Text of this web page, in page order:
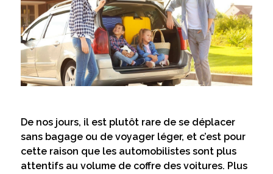
De nos jours, il est plutôt rare de se déplacer
sans bagage ou de voyager léger, et c’est pour
cette raison que les automobilistes sont plus
attentifs au volume de coffre des voitures. Plus